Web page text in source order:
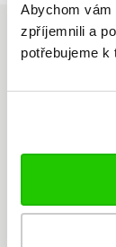
Abychom vám
zpříjemnili a
potřebujeme
Nabízíme